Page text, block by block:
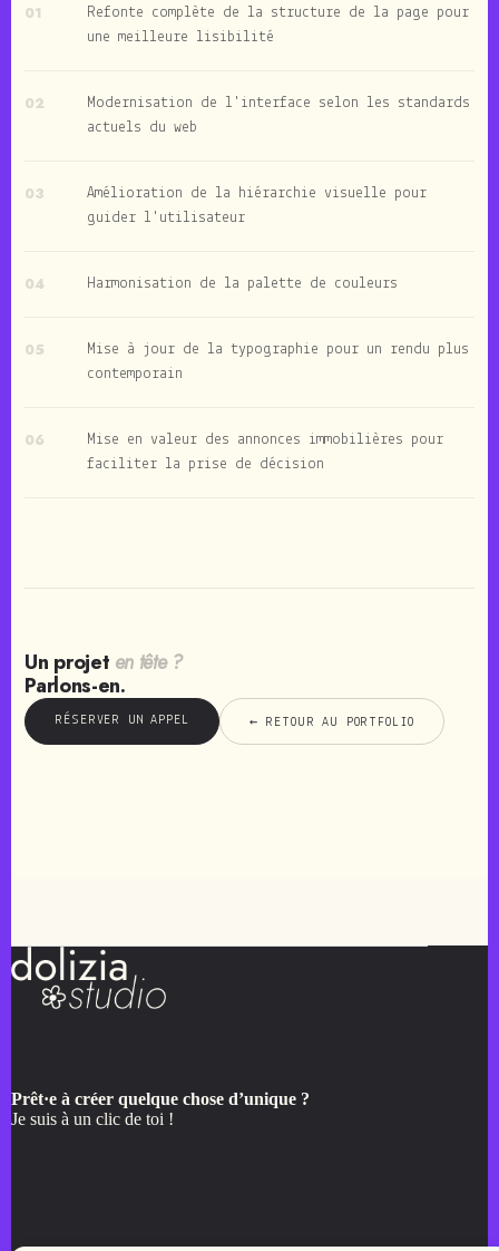
01
Refonte complète de la structure de la page pour
une meilleure lisibilité
02
Modernisation de l'interface selon les standards
actuels du web
03
Amélioration de la hiérarchie visuelle pour
guider l'utilisateur
04 Harmonisation de la palette de couleurs
05
Mise à jour de la typographie pour un rendu plus
contemporain
06
Mise en valeur des annonces immobilières pour
faciliter la prise de décision
Un projet en tête ?
Parlons-en.
RÉSERVER UN APPEL ← RETOUR AU PORTFOLIO
Prêt·e à créer quelque chose d’unique ?
Je suis à un clic de toi !